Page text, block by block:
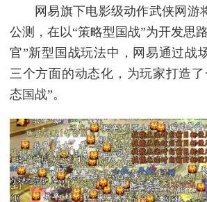
网易旗下电影级动作武侠网游
公测，在以“策略型国战”为开发思
官”新型国战玩法中，网易通过战
三个方面的动态化，为玩家打造
态国战”。